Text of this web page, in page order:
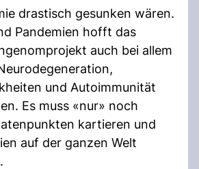
drastisch gesunken wären.
Pandemien hofft das
auch bei allem
und Autoimmunität
Es muss «nur» noch
kartieren und
auf der ganzen Welt